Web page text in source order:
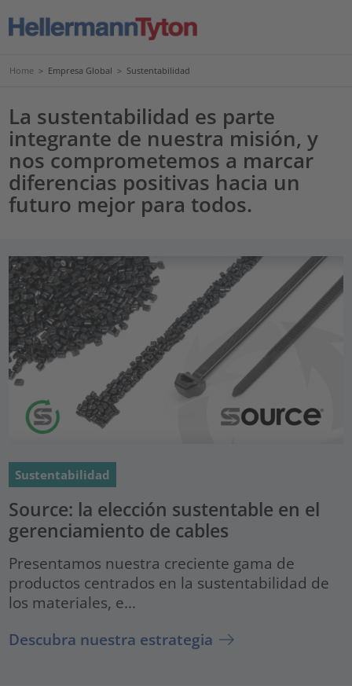
Home > Empresa Global > Sustentabilidad
La sustentabilidad es parte
integrante de nuestra misión, y
nos comprometemos a marcar
diferencias positivas hacia un
futuro mejor para todos.
Sustentabilidad
Source: la elección sustentable en el
gerenciamiento de cables
Presentamos nuestra creciente gama de
productos centrados en la sustentabilidad de
los materiales, e...
Descubra nuestra estrategia